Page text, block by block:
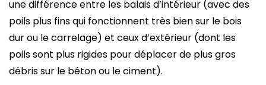
une différence entre les balais d’intérieur (avec des
poils plus fins qui fonctionnent très bien sur le bois
dur ou le carrelage) et ceux d’extérieur (dont les
poils sont plus rigides pour déplacer de plus gros
débris sur le béton ou le ciment).